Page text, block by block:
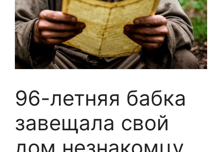
96-летняя бабка
завещала свой